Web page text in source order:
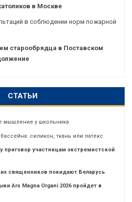
в Москве
в соблюдении норм пожарной
старообрядца в Поставском
СТАТЬИ
мышление у школьника
силикон, ткань или латекс
приговор участницам экстремистской
священников покидают Беларусь
Ars Magna Organi 2026 пройдет в